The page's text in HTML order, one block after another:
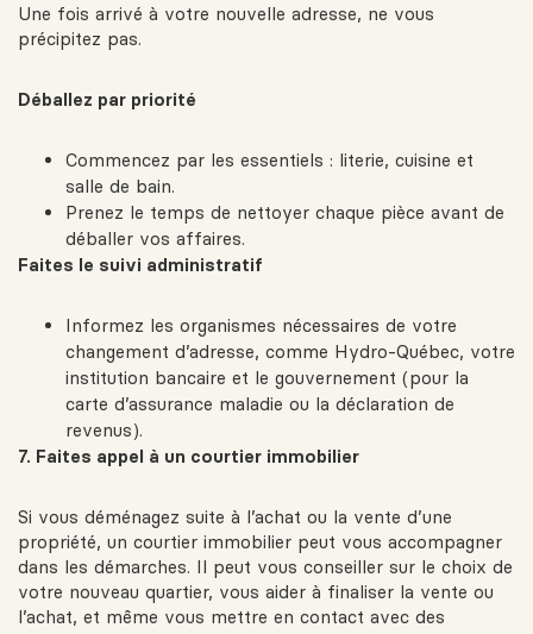
Une fois arrivé à votre nouvelle adresse, ne vous
précipitez pas.
Déballez par priorité
Commencez par les essentiels : literie, cuisine et
salle de bain.
Prenez le temps de nettoyer chaque pièce avant de
déballer vos affaires.
Faites le suivi administratif
Informez les organismes nécessaires de votre
changement d’adresse, comme Hydro-Québec, votre
institution bancaire et le gouvernement (pour la
carte d’assurance maladie ou la déclaration de
revenus).
7. Faites appel à un courtier immobilier
Si vous déménagez suite à l’achat ou la vente d’une
propriété, un courtier immobilier peut vous accompagner
dans les démarches. Il peut vous conseiller sur le choix de
votre nouveau quartier, vous aider à finaliser la vente ou
l’achat, et même vous mettre en contact avec des